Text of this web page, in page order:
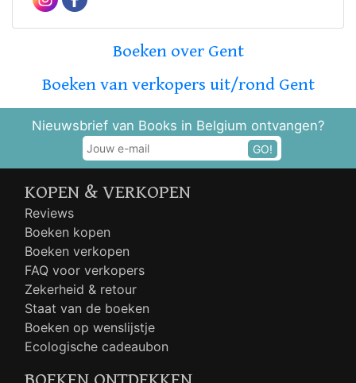
Boeken over Gent
Boeken van verkopers uit/rond Gent
Nieuwsbrief van Books in Belgium ontvangen?
GO!
KOPEN & VERKOPEN
Reviews
Boeken kopen
Boeken verkopen
FAQ voor verkopers
Zekerheid & retour
Staat van de boeken
Boeken op wenslijstje
Ecologische cadeaubon